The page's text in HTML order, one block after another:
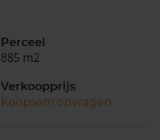
Perceel
885 m2
Verkoopprijs
Koopsom opvragen